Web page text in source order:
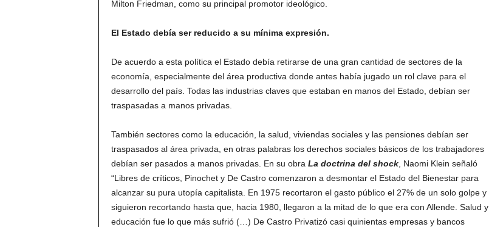
Milton Friedman, como su principal promotor ideológico.
El Estado debía ser reducido a su mínima expresión.
De acuerdo a esta política el Estado debía retirarse de una gran cantidad de sectores de la
economía, especialmente del área productiva donde antes había jugado un rol clave para el
desarrollo del país. Todas las industrias claves que estaban en manos del Estado, debían ser
traspasadas a manos privadas.
También sectores como la educación, la salud, viviendas sociales y las pensiones debían ser
traspasados al área privada, en otras palabras los derechos sociales básicos de los trabajadores
debían ser pasados a manos privadas. En su obra La doctrina del shock, Naomi Klein señaló
“Libres de críticos, Pinochet y De Castro comenzaron a desmontar el Estado del Bienestar para
alcanzar su pura utopía capitalista. En 1975 recortaron el gasto público el 27% de un solo golpe y
siguieron recortando hasta que, hacia 1980, llegaron a la mitad de lo que era con Allende. Salud y
educación fue lo que más sufrió (…) De Castro Privatizó casi quinientas empresas y bancos